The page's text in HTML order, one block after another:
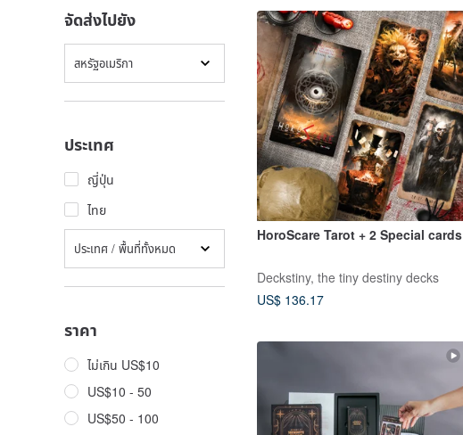
จัดส่งไปยัง
สหรัฐอเมริกา
ประเทศ
ญี่ปุ่น
ไทย
ประเทศ / พื้นที่ทั้งหมด
ราคา
ไม่เกิน US$10
US$10 - 50
US$50 - 100
HoroScare Tarot + 2 Special cards
Deckstiny, the tiny destiny decks
US$ 136.17